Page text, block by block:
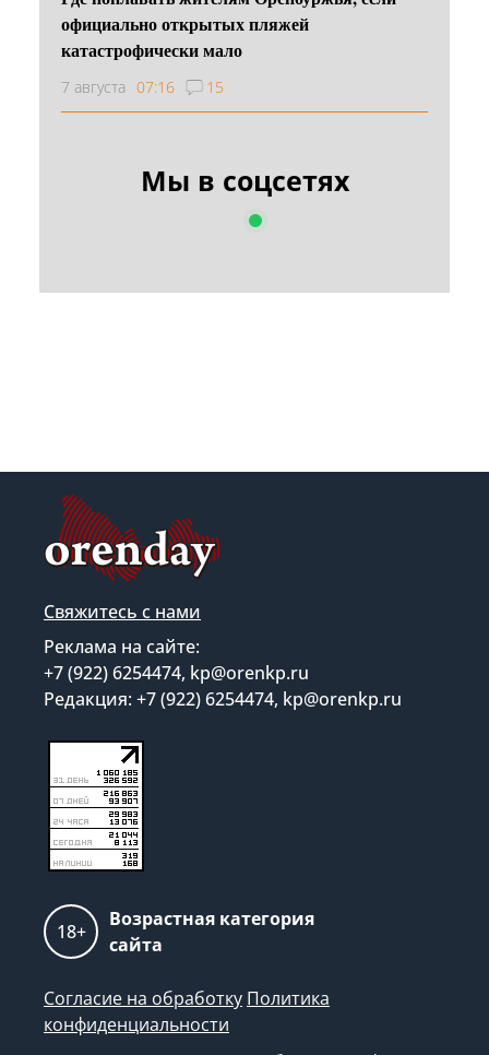
официально открытых пляжей
катастрофически мало
7 августа 07:16 15
Мы в соцсетях
Свяжитесь с нами
Реклама на сайте:
+7 (922) 6254474, kp@orenkp.ru
Редакция: +7 (922) 6254474, kp@orenkp.ru
18+
Возрастная категория
сайта
Согласие на обработку Политика
конфиденциальности